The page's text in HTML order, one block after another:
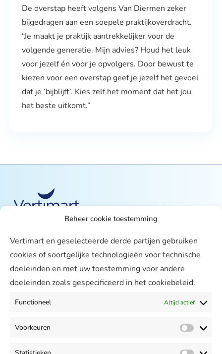
Beheer cookie toestemming
Vertimart en geselecteerde derde partijen gebruiken
cookies of soortgelijke technologieën voor technische
doeleinden en met uw toestemming voor andere
doeleinden zoals gespecificeerd in het cookiebeleid.
Functioneel Altijd actief
Voorkeuren
De overstap heeft volgens Van Diermen zeker
bijgedragen aan een soepele praktijkoverdracht.
“Je maakt je praktijk aantrekkelijker voor de
volgende generatie. Mijn advies? Houd het leuk
voor jezelf én voor je opvolgers. Door bewust te
kiezen voor een overstap geef je jezelf het gevoel
dat je ‘bijblijft’. Kies zelf het moment dat het jou
het beste uitkomt.”
Vertimart
Werken bij
Agenda
Support
Meekijken
Mijn Vertimart